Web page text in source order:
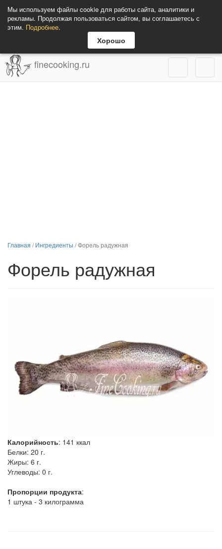
Мы используем файлы cookie для работы сайта, аналитики и
рекламы. Продолжая пользоваться сайтом, вы соглашаетесь с
этим. Подробнее.
Хорошо
finecooking.ru
Главная /Ингредиенты /Форель радужная
Форель радужная
Калорийность: 141 ккал
Белки: 20 г.
Жиры: 6 г.
Углеводы: 0 г.
Пропорции продукта:
1 штука - 3 килограмма